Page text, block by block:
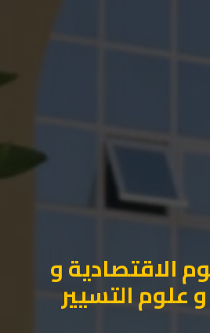
الاقتصادية و
و علوم التسيير